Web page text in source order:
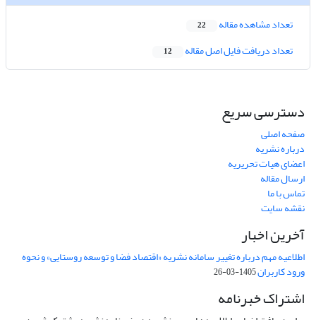
تعداد مشاهده مقاله 22
تعداد دریافت فایل اصل مقاله 12
دسترسی سریع
صفحه اصلی
درباره نشریه
اعضای هیات تحریریه
ارسال مقاله
تماس با ما
نقشه سایت
آخرین اخبار
اطلاعیه مهم درباره تغییر سامانه نشریه «اقتصاد فضا و توسعه روستایی» و نحوه
ورود کاربران1405-03-26
اشتراک خبرنامه